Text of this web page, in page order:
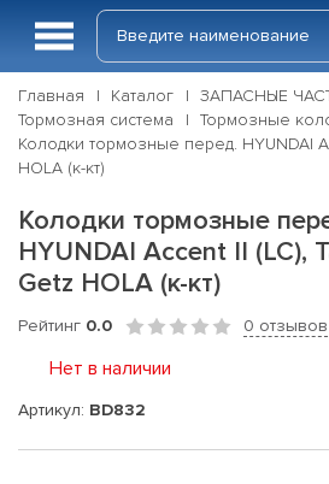
Главная Каталог
ЗАПАСНЫЕ
Тормозная система
Тормозные
Колодки тормозные перед. HYUNDAI
HOLA (к-кт)
Колодки тормозные
HYUNDAI Accent II (LC),
Getz HOLA (к-кт)
Рейтинг 0.0 0 отзывов
Нет в наличии
Артикул: BD832